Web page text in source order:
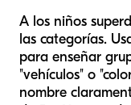
A los niños
las categorías.
para enseñar
"vehículos" o
nombre